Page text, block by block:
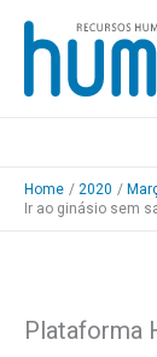
Skip
content
Home 2020
Ir ao ginásio sem
Plataforma